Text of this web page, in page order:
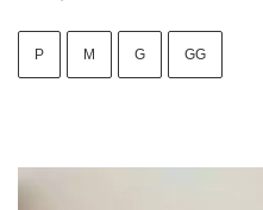
P M G GG